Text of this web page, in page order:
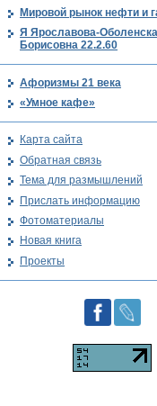
Мировой рынок нефти и
Я Ярославова-
Борисовна 22.2.60
Афоризмы 21 века
«Умное кафе»
Карта сайта
Обратная связь
Тема для размышлений
Прислать информацию
Фотоматериалы
Новая книга
Проекты